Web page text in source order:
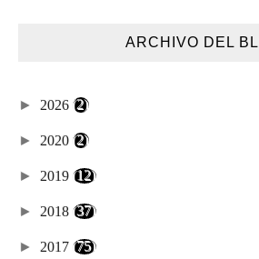
ARCHIVO DEL
► 2026 (2)
► 2020 (2)
► 2019 (12)
► 2018 (37)
► 2017 (75)